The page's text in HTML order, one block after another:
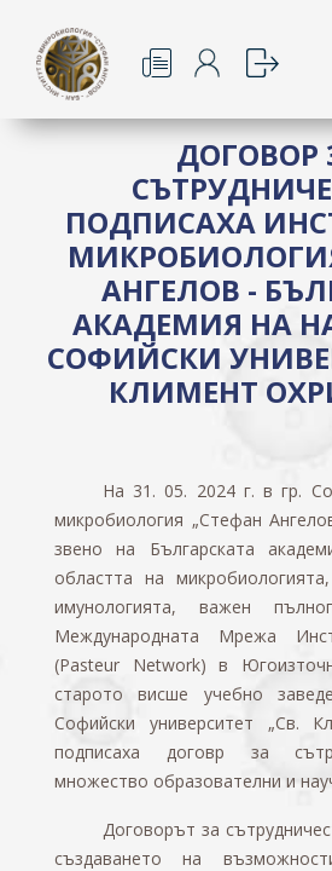
ДОГОВОР
ПОДПИСАХА
АНГЕЛОВ -
АКАДЕМИЯ НА
СОФИЙСКИ
КЛИМЕНТ
На 31. 05. 2024 г. в гр.
микробиология „Стефан
звено на Българската
областта на
имунологията, важен
Международната Мрежа
(Pasteur Network) в
старото висше учебно
Софийски университет „Св.
подписаха договр за
множество образователни и
Договорът за
създаването на